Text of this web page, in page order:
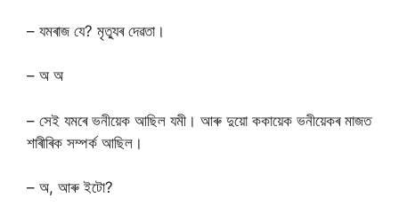
– যমৰাজ যে? মৃত্যুৰ দেৱতা।
– অ অ
– সেই যমৰে ভনীয়েক আছিল যমী। আৰু দুয়ো ককায়েক ভনীয়েকৰ মাজত
শাৰীৰিক সম্পৰ্ক আছিল।
– অ, আৰু ইটো?